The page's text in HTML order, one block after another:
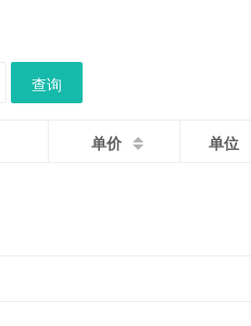
查询
单价 单位